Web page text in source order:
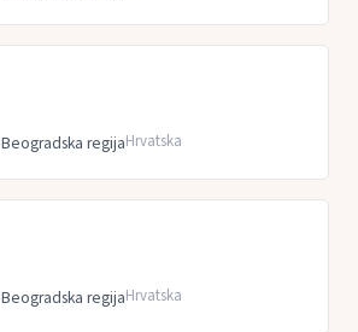
Beogradska regijaHrvatska
Beogradska regijaHrvatska